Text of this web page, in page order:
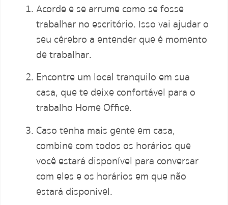
Acorde e se arrume como se fosse
trabalhar no escritório. Isso vai ajudar o
seu cérebro a entender que é momento
de trabalhar.
Encontre um local tranquilo em sua
casa, que te deixe confortável para o
trabalho Home Office.
Caso tenha mais gente em casa,
combine com todos os horários que
você estará disponível para conversar
com eles e os horários em que não
estará disponível.